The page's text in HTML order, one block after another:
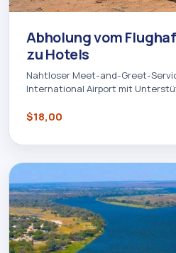
Abholung vom
zu Hotels
Nahtloser Meet-and-Greet-
International Airport mit
$18,00